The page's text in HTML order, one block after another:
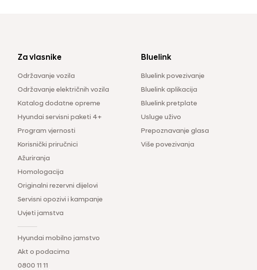
Za vlasnike
Održavanje vozila
Održavanje električnih vozila
Katalog dodatne opreme
Hyundai servisni paketi 4+
Program vjernosti
Korisnički priručnici
Ažuriranja
Homologacija
Originalni rezervni dijelovi
Servisni opozivi i kampanje
Uvjeti jamstva
Hyundai mobilno jamstvo
Akt o podacima
0800 11 11
Bluelink
Bluelink povezivanje
Bluelink aplikacija
Bluelink pretplate
Usluge uživo
Prepoznavanje glasa
Više povezivanja